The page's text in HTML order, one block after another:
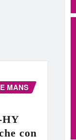
MANS
con